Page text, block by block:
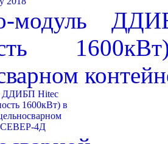
ДДИБП Hitec
1600кВт) в
СЕВЕР-4Д